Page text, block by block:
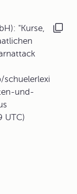
"Kurse,
und-
UTC)